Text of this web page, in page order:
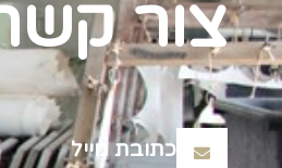
צור
כתובת מייל